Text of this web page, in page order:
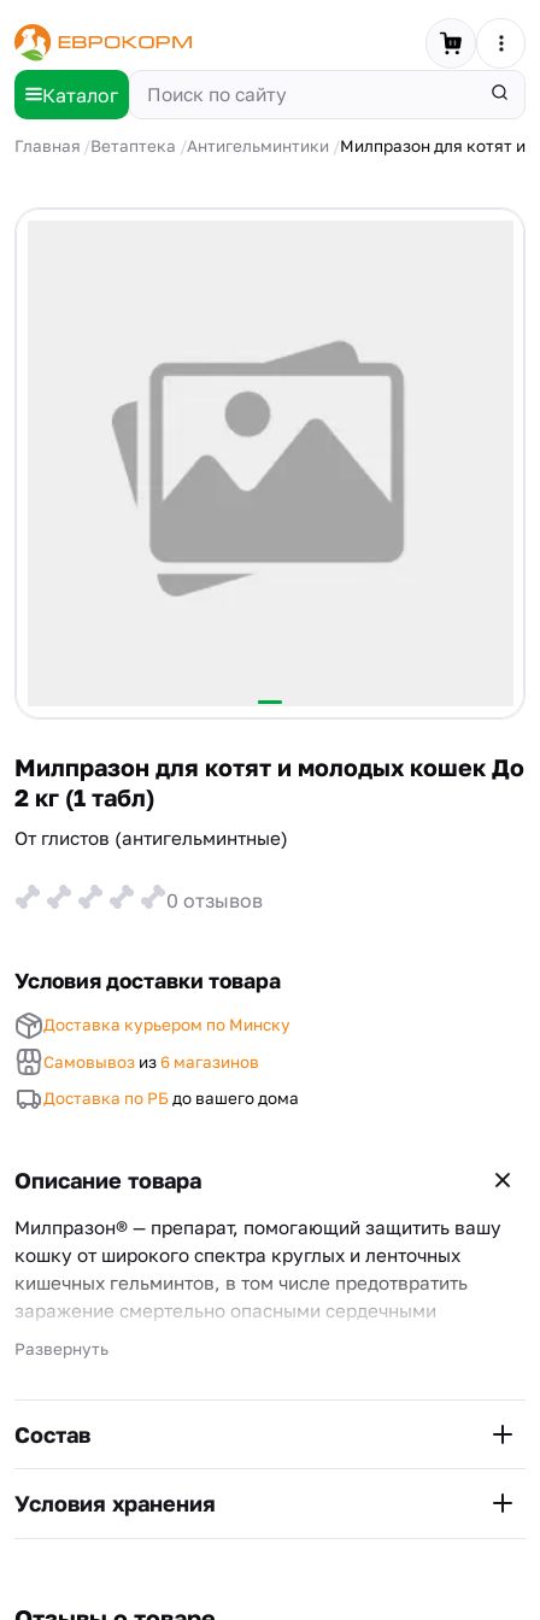
Каталог
Главная Ветаптека Антигельминтики Милпразон для котят и
Милпразон для котят и молодых кошек До
2 кг (1 табл)
От глистов (антигельминтные)
0 отзывов
Условия доставки товара
Доставка курьером по Минску
Самовывозиз6 магазинов
Доставка по РБдо вашего дома
Описание товара
Милпразон® — препарат, помогающий защитить вашу
кошку от широкого спектра круглых и ленточных
кишечных гельминтов, в том числе предотвратить
заражение смертельно опасными сердечными
гельминтами — дирофиляриями, передающимися через
укусы комаров.
— Разрешен котятам с 6-недельного возраста и весом
от 500 г, беременным и кормящим кошкам.
— Маленький размер и овальная форма таблетки для
более легкого проглатывания
— Таблетки имеют риску для точного дозирования.
Развернуть
Состав
Условия хранения